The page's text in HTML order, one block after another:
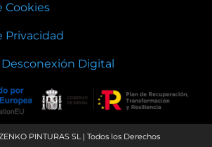
Cookies
Privacidad
Digital
PINTURAS SL | Todos los Derechos